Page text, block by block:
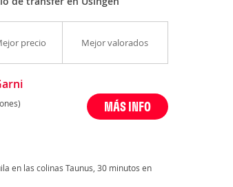
precio Mejor valorados
MÁS INFO
en las colinas Taunus, 30 minutos en